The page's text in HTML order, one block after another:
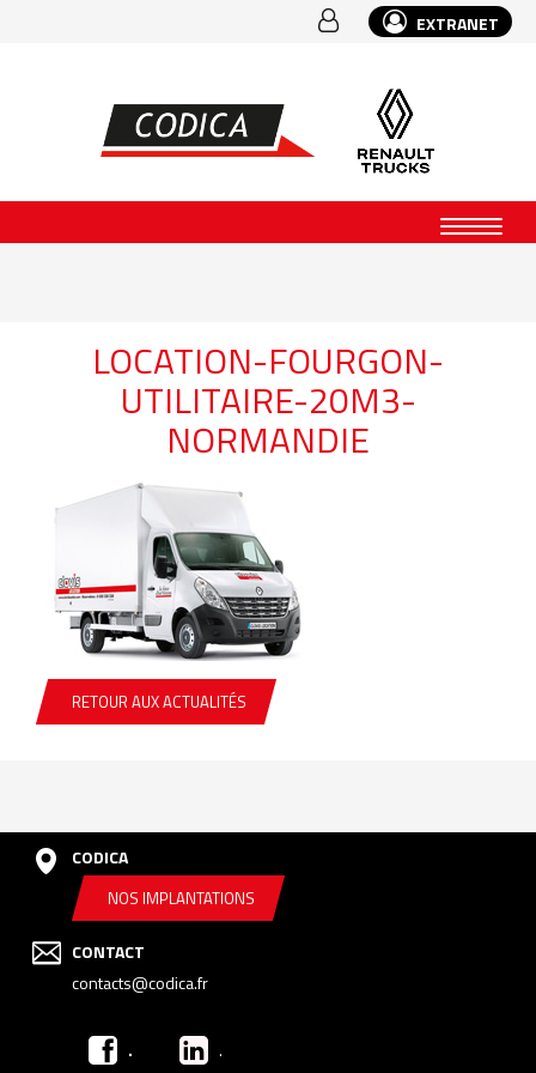
EXTRANET
LOCATION-FOURGON-
UTILITAIRE-20M3-
NORMANDIE
RETOUR AUX ACTUALITÉS
CODICA
NOS IMPLANTATIONS
CONTACT
contacts@codica.fr
. .